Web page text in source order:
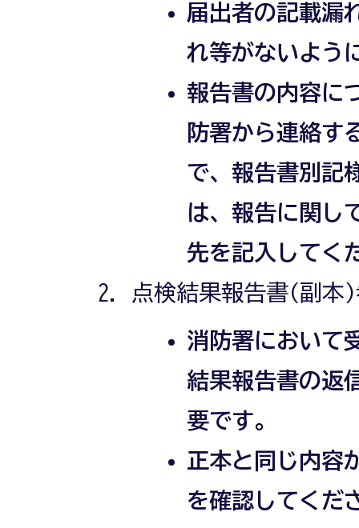
届出者の記載漏
れ等がないよう
報告書の内容に
防署から連絡す
で、報告書別記
は、報告に関し
先を記入してく
点検結果報告書(副本
消防署において
結果報告書の返
要です。
正本と同じ内容
を確認してくだ